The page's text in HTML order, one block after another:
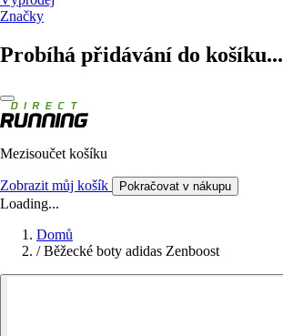
Značky
Probíhá přidávání do košíku...
Mezisoučet košíku
Zobrazit můj košík Pokračovat v nákupu
Loading...
Domů
/ Běžecké boty adidas Zenboost